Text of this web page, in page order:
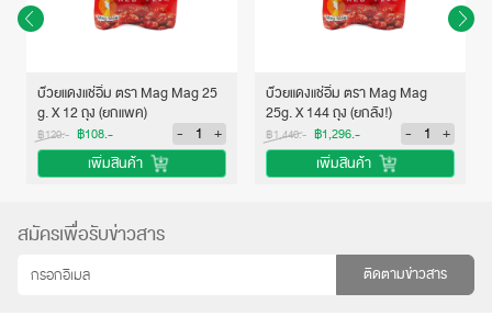
บ๊วยแดงแช่อิ่ม ตรา Mag Mag 25
g. X 12 ถุง (ยกแพค)
฿120.- ฿108.- -
+
เพิ่มสินค้า
บ๊วยแดงแช่อิ่ม ตรา Mag Mag
25g. X 144 ถุง (ยกลัง!)
฿1,440.- ฿1,296.- -
+
เพิ่มสินค้า
สมัครเพื่อรับข่าวสาร
ติดตามข่าวสาร